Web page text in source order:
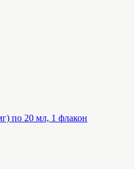
по 20 мл, 1 флакон